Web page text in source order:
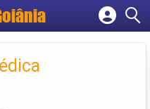
empresa
conta